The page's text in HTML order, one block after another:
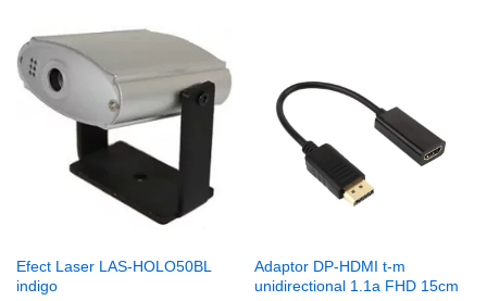
Efect Laser LAS-HOLO50BL
indigo
Adaptor DP-HDMI t-m
unidirectional 1.1a FHD 15cm